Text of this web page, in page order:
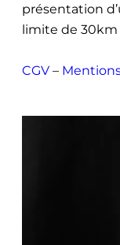
présentation
limite de 30km
CGV –